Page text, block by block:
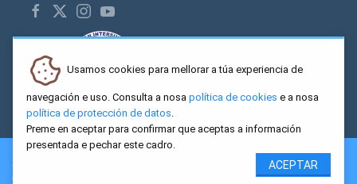
2026 CIG. Confederación Intersindical Galega - Miguel Ferro
Caaveiro 10, Santiago de Compostela
Usamos cookies para mellorar a túa experiencia de
navegación e uso. Consulta a nosa política de cookies e a nosa
política de protección de datos.
Preme en aceptar para confirmar que aceptas a información
presentada e pechar este cadro.
ACEPTAR